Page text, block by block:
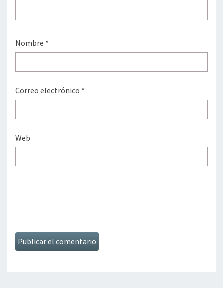
Nombre *
Correo electrónico *
Web